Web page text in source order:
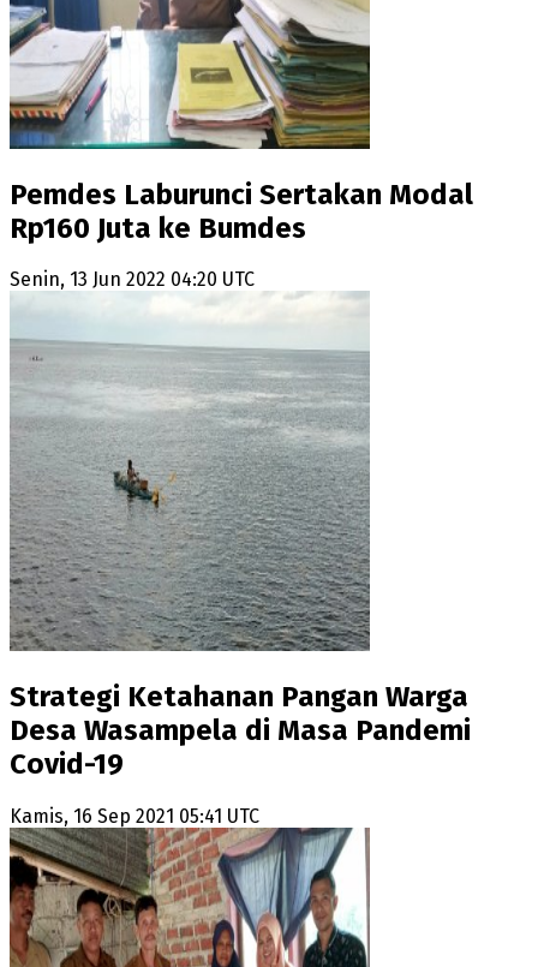
Pemdes Laburunci Sertakan Modal
Rp160 Juta ke Bumdes
Senin, 13 Jun 2022 04:20 UTC
Strategi Ketahanan Pangan Warga
Desa Wasampela di Masa Pandemi
Covid-19
Kamis, 16 Sep 2021 05:41 UTC